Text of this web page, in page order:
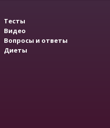
Тесты
Видео
Вопросы и ответы
Диеты